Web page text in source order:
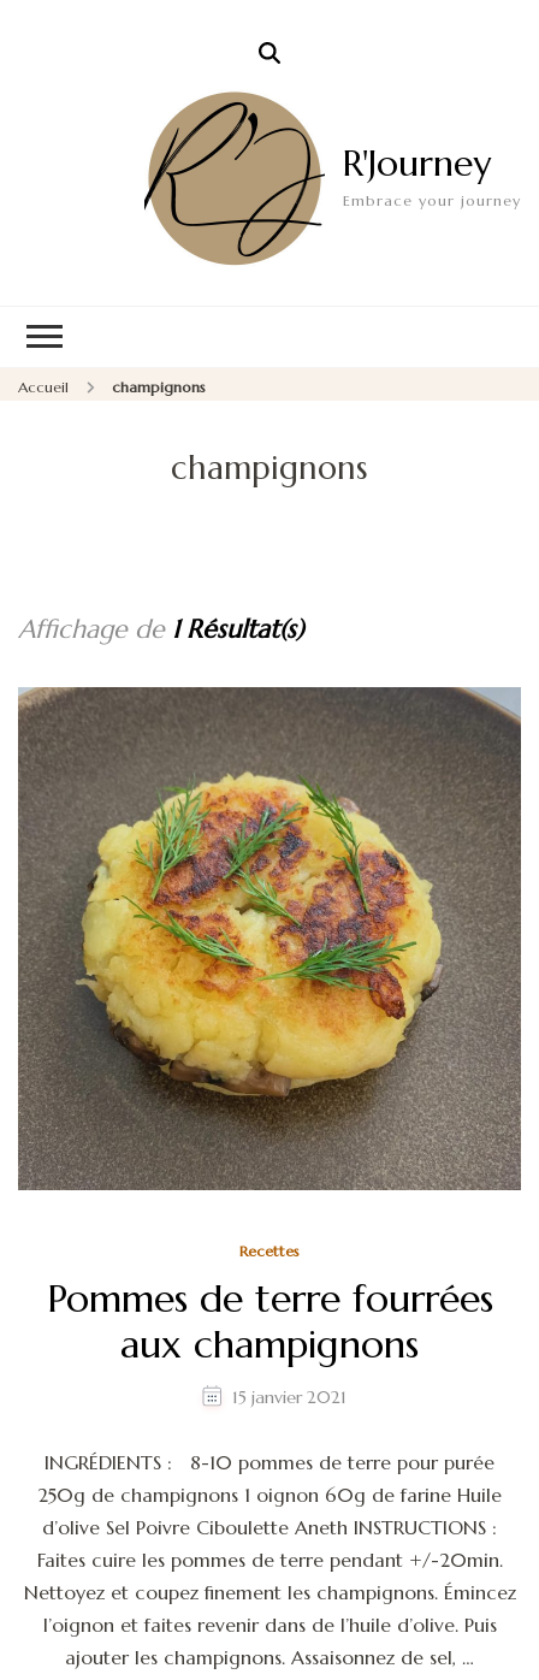
R'Journey
Embrace your journey
Accueil champignons
champignons
Affichage de 1 Résultat(s)
Recettes
Pommes de terre fourrées
aux champignons
15 janvier 2021
INGRÉDIENTS : 8-10 pommes de terre pour purée
250g de champignons 1 oignon 60g de farine Huile
d’olive Sel Poivre Ciboulette Aneth INSTRUCTIONS :
Faites cuire les pommes de terre pendant +/-20min.
Nettoyez et coupez finement les champignons. Émincez
l’oignon et faites revenir dans de l’huile d’olive. Puis
ajouter les champignons. Assaisonnez de sel, …